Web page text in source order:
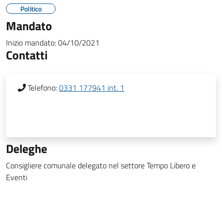
Politico
Mandato
Inizio mandato:04/10/2021
Contatti
Telefono:0331 177941 int. 1
Deleghe
Consigliere comunale delegato nel settore Tempo Libero e
Eventi